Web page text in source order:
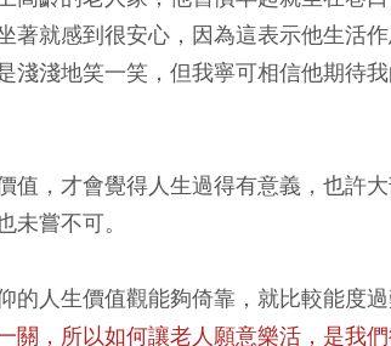
著就感到很安心，因為這表示他生活
淺淺地笑一笑，但我寧可相信他期待
值，才會覺得人生過得有意義，也許
嘗不可。
的人生價值觀能夠倚靠，就比較能度過
關，所以如何讓老人願意樂活，是我